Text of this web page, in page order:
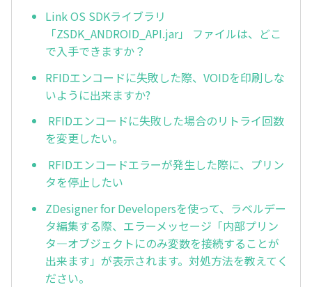
Link OS SDKライブラリ
「ZSDK_ANDROID_API.jar」 ファイルは、どこ
で入手できますか？
RFIDエンコードに失敗した際、VOIDを印刷しな
いように出来ますか?
RFIDエンコードに失敗した場合のリトライ回数
を変更したい。
RFIDエンコードエラーが発生した際に、プリン
タを停止したい
ZDesigner for Developersを使って、ラベルデー
タ編集する際、エラーメッセージ「内部プリン
タ―オブジェクトにのみ変数を接続することが
出来ます」が表示されます。対処方法を教えてく
ださい。